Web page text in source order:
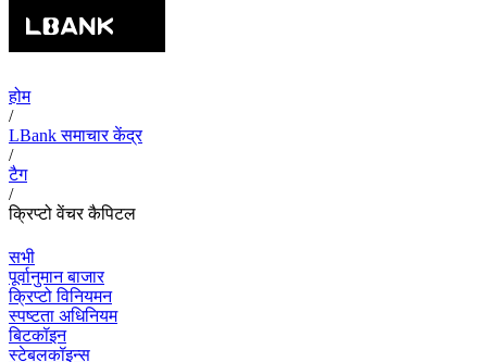
होम
/
LBank समाचार केंद्र
/
टैग
/
क्रिप्टो वेंचर कैपिटल
सभी
पूर्वानुमान बाजार
क्रिप्टो विनियमन
स्पष्टता अधिनियम
बिटकॉइन
स्टेबलकॉइन्स